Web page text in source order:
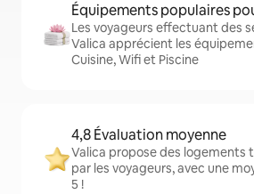
Équipements populaires
Les voyageurs effectuant des
Valica apprécient les
Cuisine, Wifi et Piscine
4,8 Évaluation moyenne
Valica propose des logements
par les voyageurs, avec une
5 !